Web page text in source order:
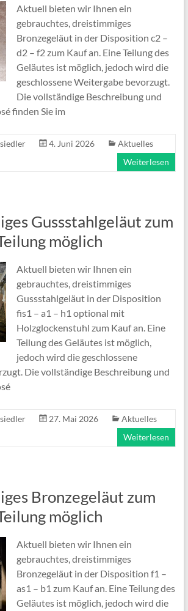
Aktuell bieten wir Ihnen ein
gebrauchtes, dreistimmiges
Bronzegeläut in der Disposition c2 –
d2 – f2 zum Kauf an. Eine Teilung des
Geläutes ist möglich, jedoch wird die
geschlossene Weitergabe bevorzugt.
Die vollständige Beschreibung und
finden Sie im
4. Juni 2026
Aktuelles
Weiterlesen
Gussstahlgeläut zum
möglich
Aktuell bieten wir Ihnen ein
gebrauchtes, dreistimmiges
Gussstahlgeläut in der Disposition
fis1 – a1 – h1 optional mit
Holzglockenstuhl zum Kauf an. Eine
Teilung des Geläutes ist möglich,
jedoch wird die geschlossene
Die vollständige Beschreibung und
27. Mai 2026
Aktuelles
Weiterlesen
Bronzegeläut zum
möglich
Aktuell bieten wir Ihnen ein
gebrauchtes, dreistimmiges
Bronzegeläut in der Disposition f1 –
as1 – b1 zum Kauf an. Eine Teilung des
Geläutes ist möglich, jedoch wird die